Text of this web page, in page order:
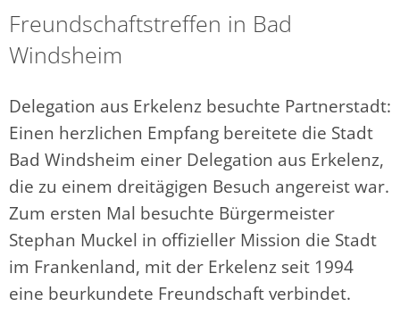
Freundschaftstreffen in Bad
Windsheim
Delegation aus Erkelenz besuchte Partnerstadt:
Einen herzlichen Empfang bereitete die Stadt
Bad Windsheim einer Delegation aus Erkelenz,
die zu einem dreitägigen Besuch angereist war.
Zum ersten Mal besuchte Bürgermeister
Stephan Muckel in offizieller Mission die Stadt
im Frankenland, mit der Erkelenz seit 1994
eine beurkundete Freundschaft verbindet.